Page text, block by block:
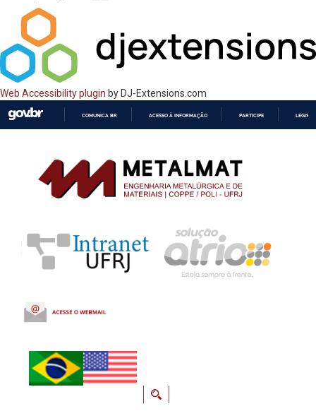
Web Accessibility plugin by DJ-Extensions.com
CONTEÚDO
COMUNICA BR ACESSO À INFORMAÇÃO PARTICIPE